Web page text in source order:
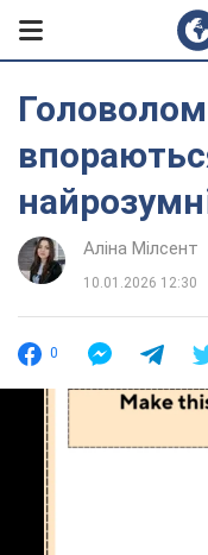
Аліна Мілсент
10.01.2026 12:30
0